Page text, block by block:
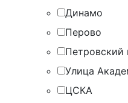
Динамо
Перово
Петровский
Улица
ЦСКА